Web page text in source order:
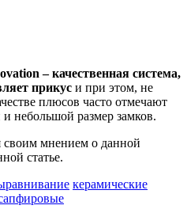
– качественная система,
прикус и при этом, не
плюсов часто отмечают
небольшой размер замков.
своим мнением о данной
статье.
керамические